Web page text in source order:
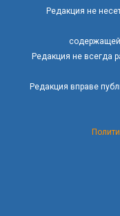
Редакция не
Редакция не всегда
Редакция вправе